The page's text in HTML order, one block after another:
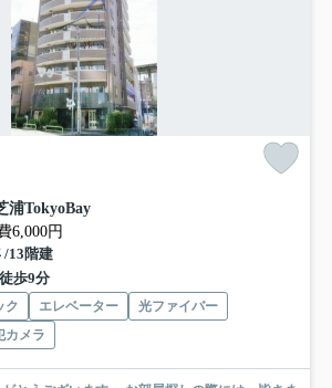
浦TokyoBay
6,000円
/13階建
歩9分
ク エレベーター
光ファイバー
カメラ